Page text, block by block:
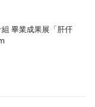
畢業成果展「肝仠